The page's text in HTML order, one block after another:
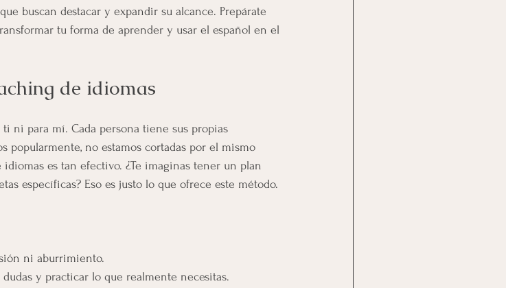
buscan destacar y expandir su alcance. Prepárate
tu forma de aprender y usar el español en el
de idiomas
ni para mí. Cada persona tiene sus propias
popularmente, no estamos cortadas por el mismo
es tan efectivo. ¿Te imaginas tener un plan
específicas? Eso es justo lo que ofrece este método.
ni aburrimiento.
dudas y practicar lo que realmente necesitas.